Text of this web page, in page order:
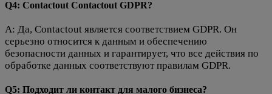
Q4: Contactout Contactout GDPR?
A: Да, Contactout является соответствием GDPR. Он
серьезно относится к данным и обеспечению
безопасности данных и гарантирует, что все действия по
обработке данных соответствуют правилам GDPR.
Q5: Подходит ли контакт для малого бизнеса?